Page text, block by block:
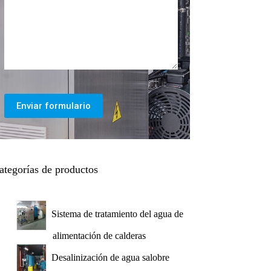
Enviar formulario
de productos
Sistema de tratamiento del agua de
alimentación de calderas
Desalinización de agua salobre